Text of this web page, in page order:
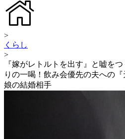
>
くらし
>
『嫁がレトルトを出す』と嘘を
りの一喝！飲み会優先の夫への
娘の結婚相手